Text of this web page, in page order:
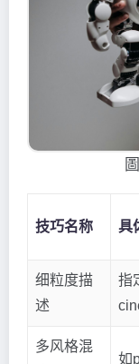
技巧名称 具
细粒度描
述
指
多风格混
如